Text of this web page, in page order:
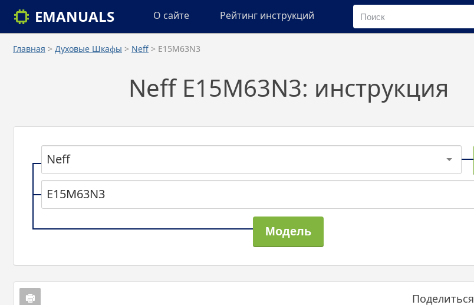
EMANUALS О сайте Рейтинг инструкций
Главная > Духовые Шкафы > Neff > E15M63N3
Neff E15M63N3: инструкция
Neff
E15M63N3
Поделиться